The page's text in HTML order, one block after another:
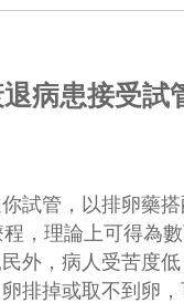
病患接受試
試管，以排卵藥
，理論上可得為
外，病人受苦度
排掉或取不到卵